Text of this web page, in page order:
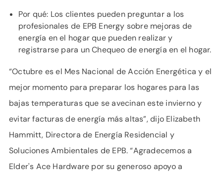
Por qué: Los clientes pueden preguntar a los
profesionales de EPB Energy sobre mejoras de
energía en el hogar que pueden realizar y
registrarse para un Chequeo de energía en el hogar.
“Octubre es el Mes Nacional de Acción Energética y el
mejor momento para preparar los hogares para las
bajas temperaturas que se avecinan este invierno y
evitar facturas de energía más altas”, dijo Elizabeth
Hammitt, Directora de Energía Residencial y
Soluciones Ambientales de EPB. “Agradecemos a
Elder's Ace Hardware por su generoso apoyo a